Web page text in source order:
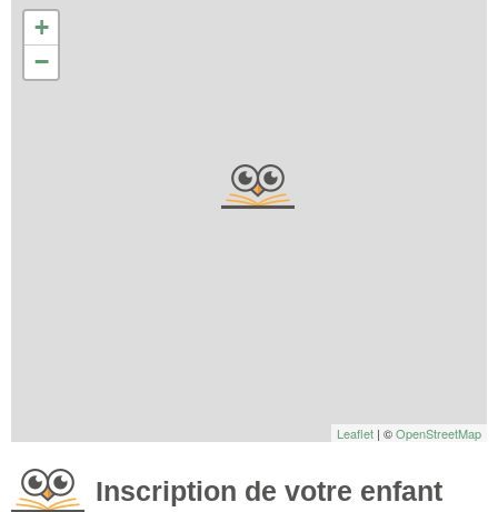
+
−
Leaflet | ©OpenStreetMap
Inscription de votre enfant